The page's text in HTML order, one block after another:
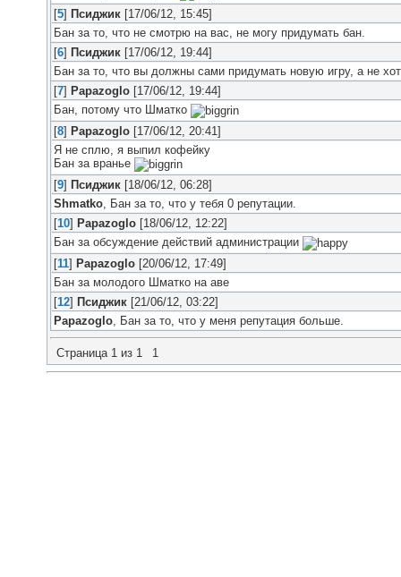
[5] Псиджик [17/06/12, 15:45]
Бан за то, что не смотрю на вас, не могу придумать бан.
[6] Псиджик [17/06/12, 19:44]
Бан за то, что вы должны сами придумать новую игру, а не
[7] Papazoglo [17/06/12, 19:44]
Бан, потому что Шматко
[8] Papazoglo [17/06/12, 20:41]
Я не сплю, я выпил кофейку
Бан за вранье
[9] Псиджик [18/06/12, 06:28]
Shmatko, Бан за то, что у тебя 0 репутации.
[10] Papazoglo [18/06/12, 12:22]
Бан за обсуждение действий администрации
[11] Papazoglo [20/06/12, 17:49]
Бан за молодого Шматко на аве
[12] Псиджик [21/06/12, 03:22]
Papazoglo, Бан за то, что у меня репутация больше.
Страница 1 из 1 1